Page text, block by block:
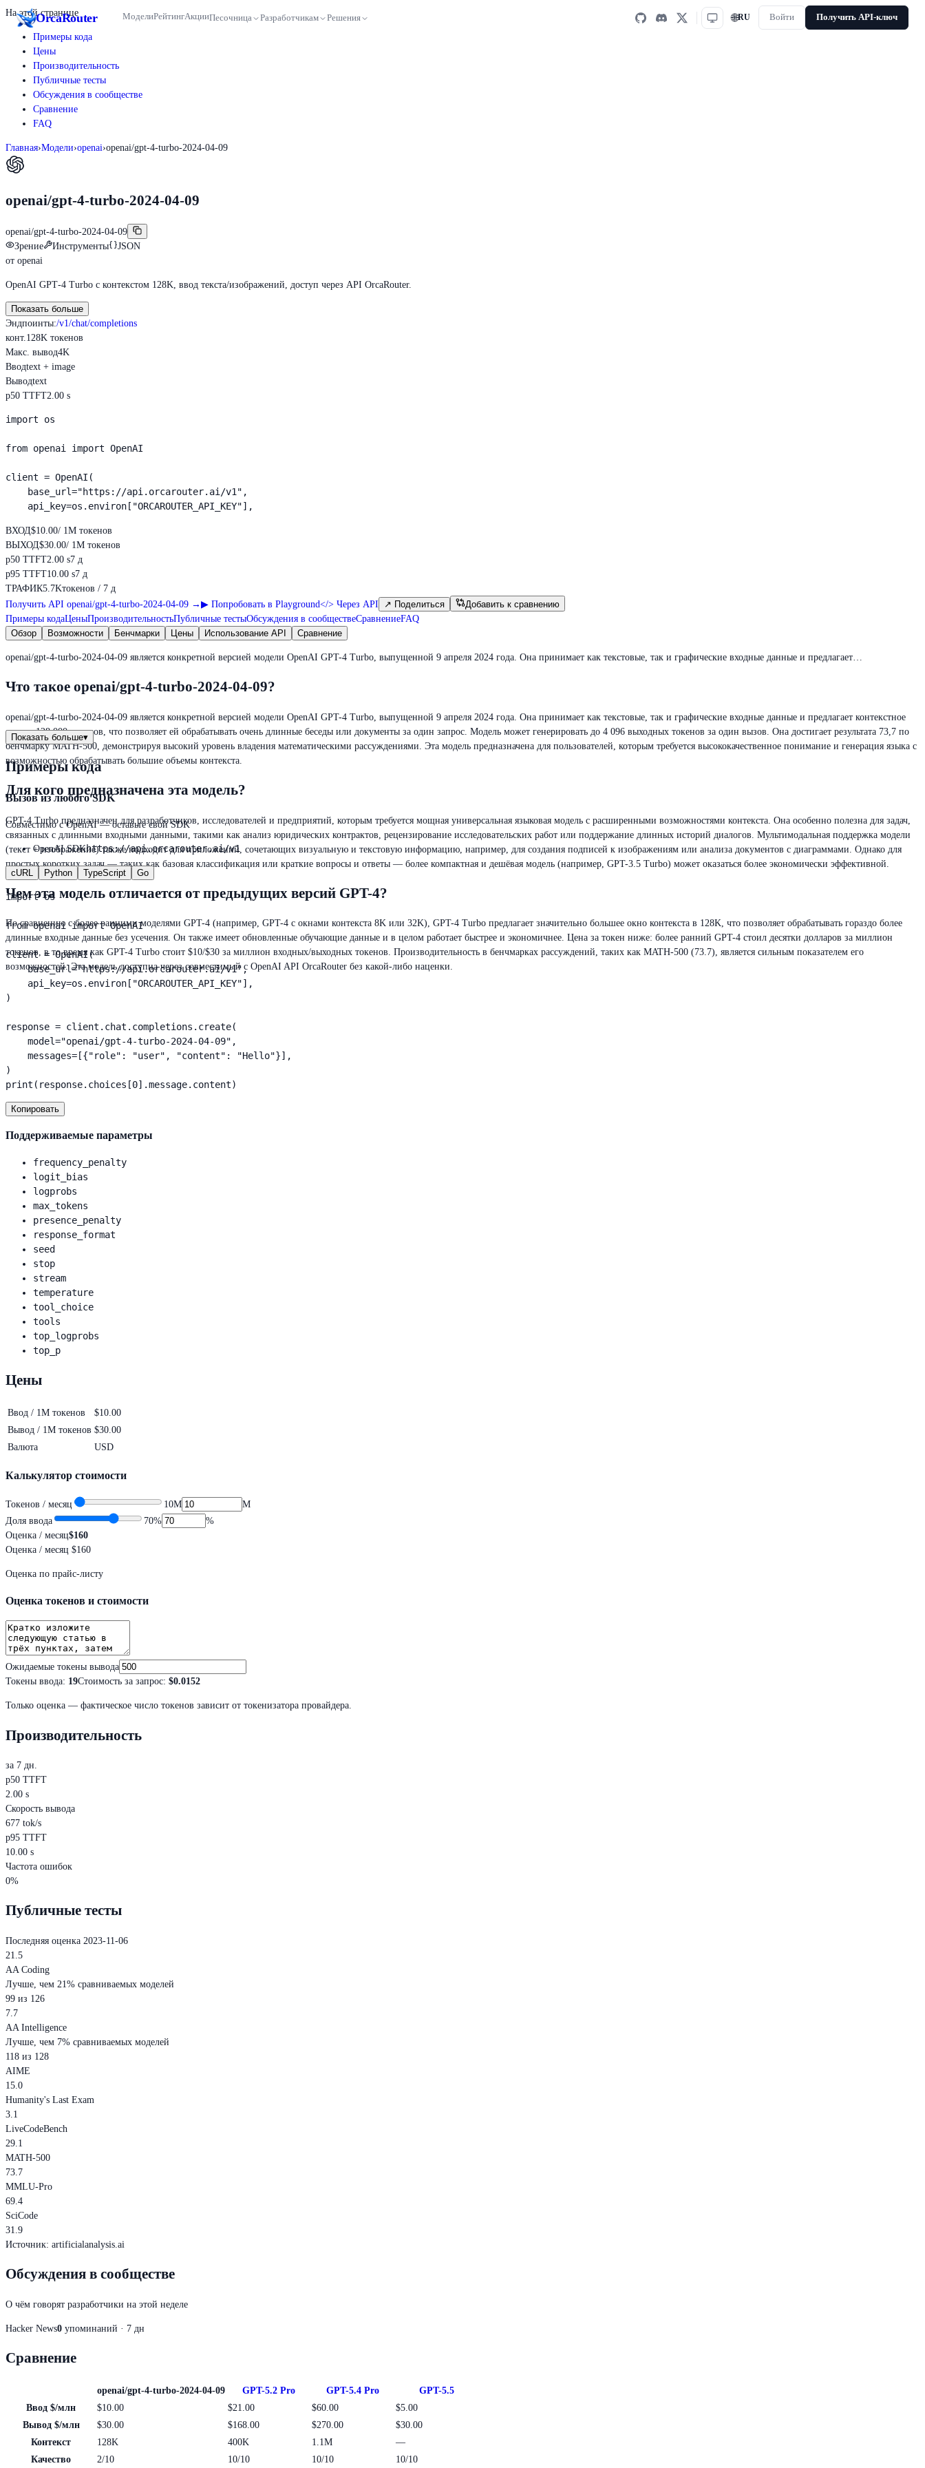
OrcaRouter МоделиРейтингАкцииПесочница Разработчикам Решения 🌐RU Войти Получить API-ключ
На этой странице
Примеры кода
Цены
Производительность
Публичные тесты
Обсуждения в сообществе
Сравнение
FAQ
Главная›Модели›openai›openai/gpt-4-turbo-2024-04-09
openai/gpt-4-turbo-2024-04-09
openai/gpt-4-turbo-2024-04-09
Зрение
Инструменты
JSON
от openai
OpenAI GPT‑4 Turbo с контекстом 128K, ввод текста/изображений, доступ через API OrcaRouter.
Показать больше
Эндпоинты:/v1/chat/completions
конт. 128K токенов
Макс. вывод4K
Вводtext + image
Выводtext
p50 TTFT2.00 s
import os
from openai import OpenAI
client = OpenAI(
    base_url="https://api.orcarouter.ai/v1",
    api_key=os.environ["ORCAROUTER_API_KEY"],
ВХОД$10.00/ 1M токенов
ВЫХОД$30.00/ 1M токенов
p50 TTFT2.00 s7 д
p95 TTFT10.00 s7 д
ТРАФИК5.7Kтокенов / 7 д
Получить API openai/gpt-4-turbo-2024-04-09 → ▶ Попробовать в Playground</> Через API ↗ Поделиться
Добавить к сравнению
Примеры кодаЦеныПроизводительностьПубличные тестыОбсуждения в сообществеСравнениеFAQ
Обзор
Возможности Бенчмарки Цены Использование API Сравнение
openai/gpt-4-turbo-2024-04-09 является конкретной версией модели OpenAI GPT-4 Turbo, выпущенной 9 апреля 2024 года. Она принимает как текстовые, так и графические входные данные и предлагает…
Что такое openai/gpt-4-turbo-2024-04-09?
openai/gpt-4-turbo-2024-04-09 является конкретной версией модели OpenAI GPT-4 Turbo, выпущенной 9 апреля 2024 года. Она принимает как текстовые, так и графические входные данные и предлагает контекстное
окно в 128 000 токенов, что позволяет ей обрабатывать очень длинные беседы или документы за один запрос. Модель может генерировать до 4 096 выходных токенов за один вызов. Она достигает результата 73,7 по
бенчмарку MATH-500, демонстрируя высокий уровень владения математическими рассуждениями. Эта модель предназначена для пользователей, которым требуется высококачественное понимание и генерация языка с
возможностью обрабатывать большие объемы контекста.
Для кого предназначена эта модель?
GPT-4 Turbo предназначен для разработчиков, исследователей и предприятий, которым требуется мощная универсальная языковая модель с расширенными возможностями контекста. Она особенно полезна для задач,
связанных с длинными входными данными, такими как анализ юридических контрактов, рецензирование исследовательских работ или поддержание длинных историй диалогов. Мультимодальная поддержка модели
(текст + изображение) также подходит для приложений, сочетающих визуальную и текстовую информацию, например, для создания подписей к изображениям или анализа документов с диаграммами. Однако для
простых коротких задач — таких как базовая классификация или краткие вопросы и ответы — более компактная и дешёвая модель (например, GPT-3.5 Turbo) может оказаться более экономически эффективной.
Чем эта модель отличается от предыдущих версий GPT-4?
По сравнению с более ранними моделями GPT-4 (например, GPT-4 с окнами контекста 8K или 32K), GPT-4 Turbo предлагает значительно большее окно контекста в 128K, что позволяет обрабатывать гораздо более
длинные входные данные без усечения. Он также имеет обновленные обучающие данные и в целом работает быстрее и экономичнее. Цена за токен ниже: более ранний GPT-4 стоил десятки долларов за миллион
токенов, в то время как GPT-4 Turbo стоит $10/$30 за миллион входных/выходных токенов. Производительность в бенчмарках рассуждений, таких как MATH-500 (73.7), является сильным показателем его
возможностей. Эта модель доступна через совместимый с OpenAI API OrcaRouter без какой-либо наценки.
Показать больше▾
Примеры кода
Вызов из любого SDK
Совместимо с OpenAI — оставьте свой SDK
OpenAI SDKhttps://api.orcarouter.ai/v1
cURL Python TypeScript Go
import os
from openai import OpenAI
client = OpenAI(
    base_url="https://api.orcarouter.ai/v1",
    api_key=os.environ["ORCAROUTER_API_KEY"],
)
response = client.chat.completions.create(
    model="openai/gpt-4-turbo-2024-04-09",
    messages=[{"role": "user", "content": "Hello"}],
)
print(response.choices[0].message.content)
Копировать
Поддерживаемые параметры
frequency_penalty
logit_bias
logprobs
max_tokens
presence_penalty
response_format
seed
stop
stream
temperature
tool_choice
tools
top_logprobs
top_p
Цены
Ввод / 1M токенов
$10.00
Вывод / 1M токенов $30.00
Валюта
USD
Калькулятор стоимости
Токенов / месяц 10M
M
Доля ввода
70%
%
Оценка / месяц$160
Оценка / месяц $160
Оценка по прайс-листу
Оценка токенов и стоимости
Ожидаемые токены вывода
Токены ввода: 19Стоимость за запрос: $0.0152
Только оценка — фактическое число токенов зависит от токенизатора провайдера.
Производительность
за 7 дн.
p50 TTFT
2.00 s
Скорость вывода
677 tok/s
p95 TTFT
10.00 s
Частота ошибок
0%
Публичные тесты
Последняя оценка 2023-11-06
21.5
AA Coding
Лучше, чем 21% сравниваемых моделей
99 из 126
7.7
AA Intelligence
Лучше, чем 7% сравниваемых моделей
118 из 128
AIME
15.0
Humanity's Last Exam
3.1
LiveCodeBench
29.1
MATH-500
73.7
MMLU-Pro
69.4
SciCode
31.9
Источник: artificialanalysis.ai
Обсуждения в сообществе
О чём говорят разработчики на этой неделе
Hacker News0 упоминаний · 7 дн
Сравнение
openai/gpt-4-turbo-2024-04-09 GPT-5.2 Pro GPT-5.4 Pro
GPT-5.5
Ввод $/млн
$10.00 $21.00 $60.00
$5.00
Вывод $/млн
$30.00 $168.00 $270.00
$30.00
Контекст
128K 400K 1.1M
—
Качество
2/10 10/10 10/10 10/10